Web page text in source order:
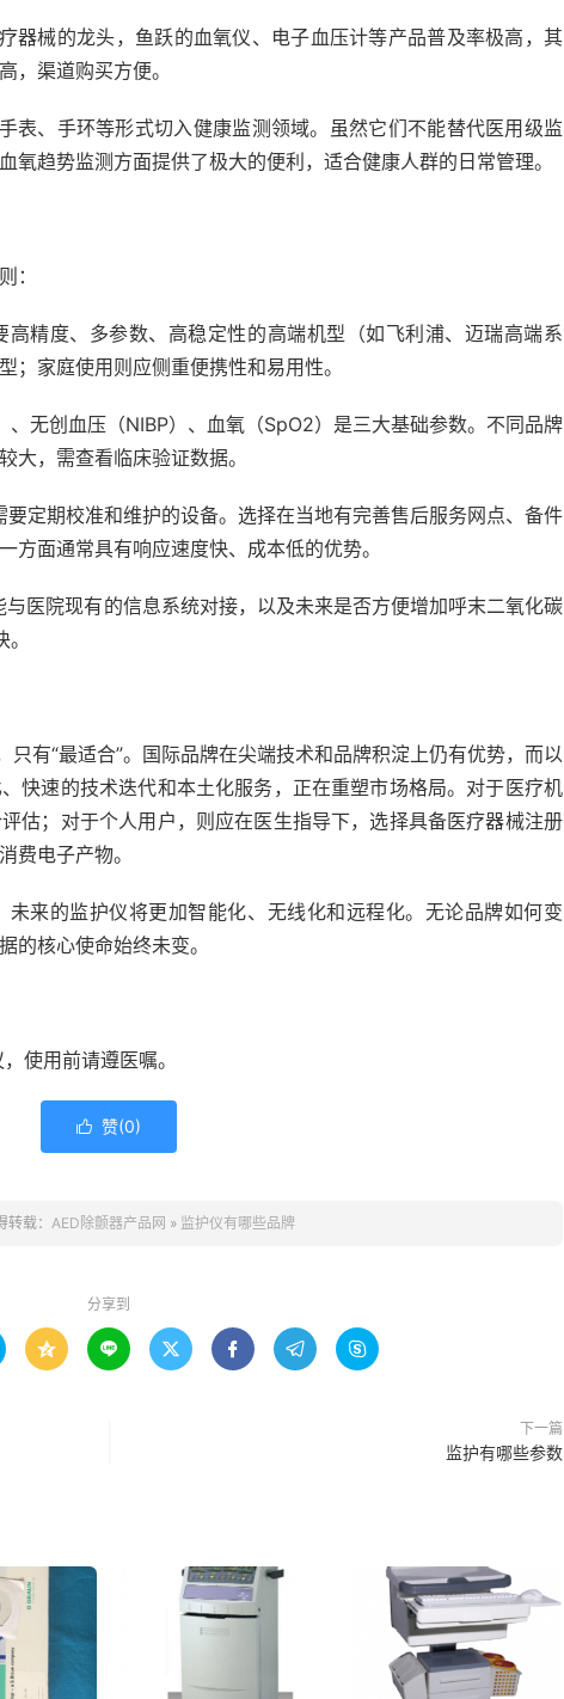
械的龙头，鱼跃的血氧仪、电子血压计等产品普及率极高，其
，渠道购买方便。
、手环等形式切入健康监测领域。虽然它们不能替代医用级监
氧趋势监测方面提供了极大的便利，适合健康人群的日常管理。
：
精度、多参数、高稳定性的高端机型（如飞利浦、迈瑞高端系
；家庭使用则应侧重便携性和易用性。
无创血压（NIBP）、血氧（SpO2）是三大基础参数。不同品牌
大，需查看临床验证数据。
期校准和维护的设备。选择在当地有完善售后服务网点、备件
面通常具有响应速度快、成本低的优势。
院现有的信息系统对接，以及未来是否方便增加呼末二氧化碳
有“最适合”。国际品牌在尖端技术和品牌积淀上仍有优势，而以
快速的技术迭代和本土化服务，正在重塑市场格局。对于医疗机
估；对于个人用户，则应在医生指导下，选择具备医疗器械注册
费电子产物。
来的监护仪将更加智能化、无线化和远程化。无论品牌如何变
的核心使命始终未变。
用前请遵医嘱。
 赞(0)
载： AED除颤器产品网 » 监护仪有哪些品牌
分享到
     
下一篇
监护有哪些参数